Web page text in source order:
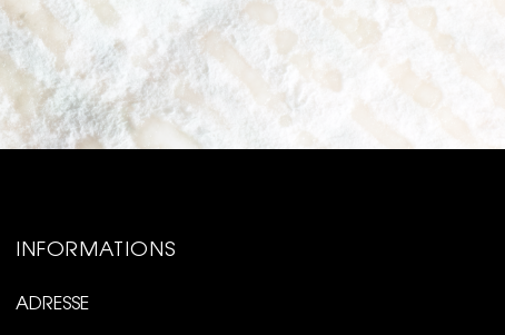
INFORMATIONS
ADRESSE